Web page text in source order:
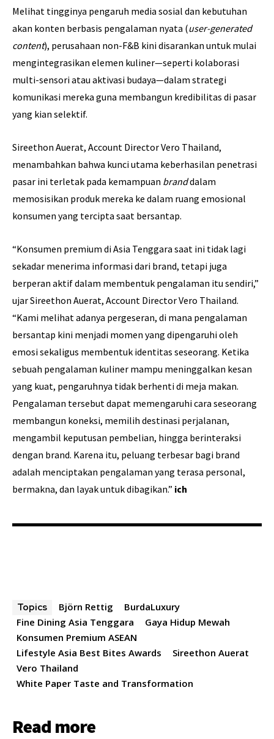
Melihat tingginya pengaruh media sosial dan kebutuhan
akan konten berbasis pengalaman nyata (user-generated
content), perusahaan non-F&B kini disarankan untuk mulai
mengintegrasikan elemen kuliner—seperti kolaborasi
multi-sensori atau aktivasi budaya—dalam strategi
komunikasi mereka guna membangun kredibilitas di pasar
yang kian selektif.
Sireethon Auerat, Account Director Vero Thailand,
menambahkan bahwa kunci utama keberhasilan penetrasi
pasar ini terletak pada kemampuan branddalam
memosisikan produk mereka ke dalam ruang emosional
konsumen yang tercipta saat bersantap.
“Konsumen premium di Asia Tenggara saat ini tidak lagi
sekadar menerima informasi dari brand, tetapi juga
berperan aktif dalam membentuk pengalaman itu sendiri,”
ujar Sireethon Auerat, Account Director Vero Thailand.
“Kami melihat adanya pergeseran, di mana pengalaman
bersantap kini menjadi momen yang dipengaruhi oleh
emosi sekaligus membentuk identitas seseorang. Ketika
sebuah pengalaman kuliner mampu meninggalkan kesan
yang kuat, pengaruhnya tidak berhenti di meja makan.
Pengalaman tersebut dapat memengaruhi cara seseorang
membangun koneksi, memilih destinasi perjalanan,
mengambil keputusan pembelian, hingga berinteraksi
dengan brand. Karena itu, peluang terbesar bagi brand
adalah menciptakan pengalaman yang terasa personal,
bermakna, dan layak untuk dibagikan.” ich
Topics Björn Rettig
BurdaLuxury
Fine Dining Asia Tenggara
Gaya Hidup Mewah
Konsumen Premium ASEAN
Lifestyle Asia Best Bites Awards
Sireethon Auerat
Vero Thailand
White Paper Taste and Transformation
Read more